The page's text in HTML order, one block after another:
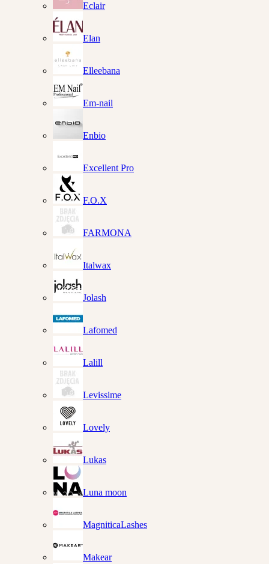
Eclair
Elan
Elleebana
Em-nail
Enbio
Excellent Pro
F.O.X
FARMONA
Italwax
Jolash
Lafomed
Lalill
Levissime
Lovely
Lukas
Luna moon
MagniticaLashes
Makear